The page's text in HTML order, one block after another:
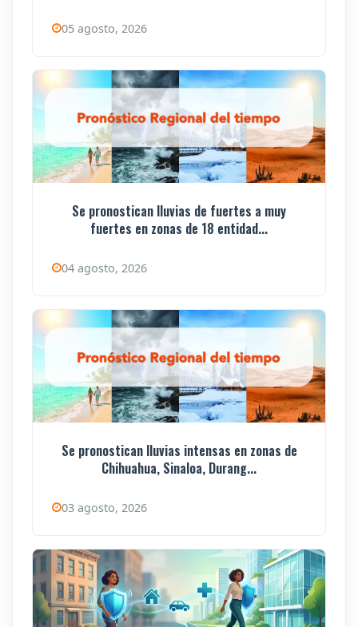
05 agosto, 2026
Se pronostican lluvias de fuertes a muy
fuertes en zonas de 18 entidad...
04 agosto, 2026
Se pronostican lluvias intensas en zonas de
Chihuahua, Sinaloa, Durang...
03 agosto, 2026